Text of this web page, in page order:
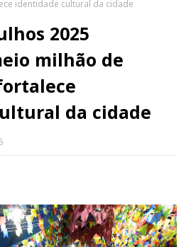
identidade cultural da cidade
2025
milhão de
da cidade